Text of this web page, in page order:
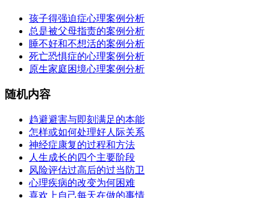
孩子得强迫症心理案例分析
总是被父母指责的案例分析
睡不好和不想活的案例分析
死亡恐惧症的心理案例分析
原生家庭困境心理案例分析
随机内容
趋避避害与即刻满足的本能
怎样或如何处理好人际关系
神经症康复的过程和方法
人生成长的四个主要阶段
风险评估过高后的过当防卫
心理疾病的改变为何困难
喜欢上自己每天在做的事情